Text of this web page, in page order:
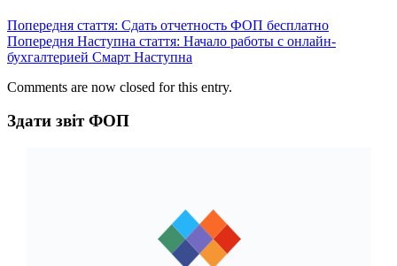
Попередня стаття: Сдать отчетность ФОП бесплатно
Попередня Наступна стаття: Начало работы с онлайн-
бухгалтерией Смарт Наступна
Comments are now closed for this entry.
Здати звіт ФОП